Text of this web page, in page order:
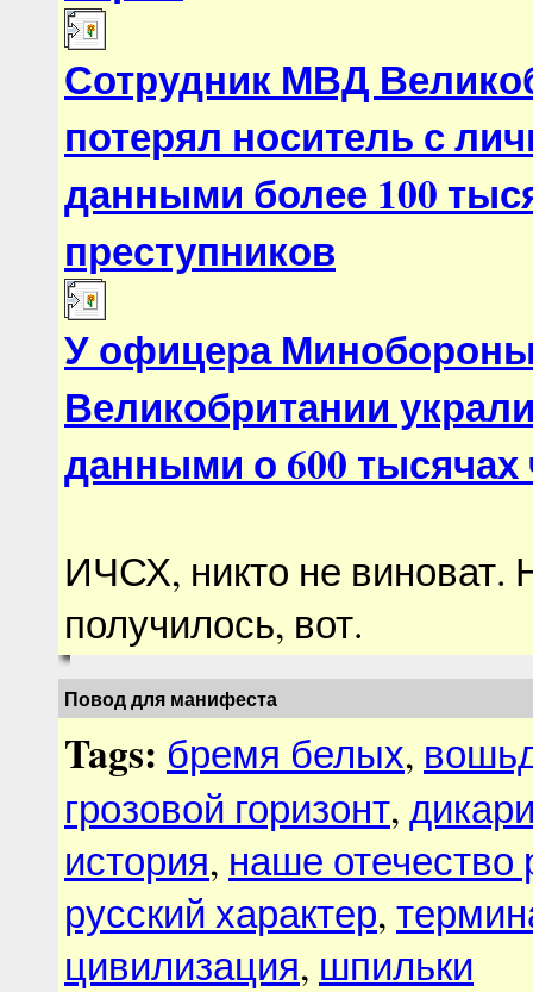
Сотрудник МВД
потерял носитель с
данными более 100
преступников
У офицера
Великобритании
данными о 600 тысячах
ИЧСХ, никто не виноват.
получилось, вот.
Повод для манифеста
Tags: бремя белых,
грозовой горизонт,
история, наше отечество
русский характер,
цивилизация, шпильки